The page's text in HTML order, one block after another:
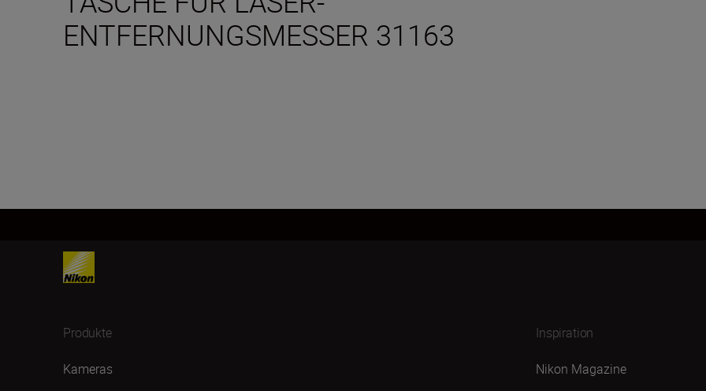
ENTFERNUNGSMESSER 31163
Produkte
Kameras
Inspiration
Nikon Magazine